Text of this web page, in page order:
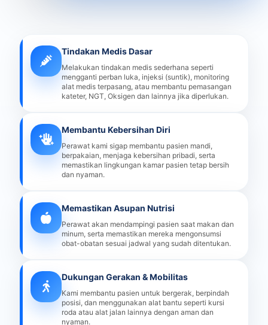
Tindakan Medis Dasar
Melakukan tindakan medis sederhana seperti
mengganti perban luka, injeksi (suntik), monitoring
alat medis terpasang, atau membantu pemasangan
kateter, NGT, Oksigen dan lainnya jika diperlukan.
Membantu Kebersihan Diri
Perawat kami sigap membantu pasien mandi,
berpakaian, menjaga kebersihan pribadi, serta
memastikan lingkungan kamar pasien tetap bersih
dan nyaman.
Memastikan Asupan Nutrisi
Perawat akan mendampingi pasien saat makan dan
minum, serta memastikan mereka mengonsumsi
obat-obatan sesuai jadwal yang sudah ditentukan.
Dukungan Gerakan & Mobilitas
Kami membantu pasien untuk bergerak, berpindah
posisi, dan menggunakan alat bantu seperti kursi
roda atau alat jalan lainnya dengan aman dan
nyaman.